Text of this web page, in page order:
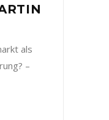
als
–